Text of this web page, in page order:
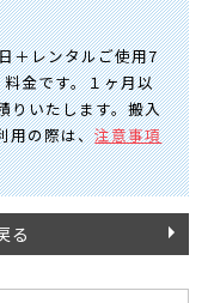
＋レンタルご使用7
金です。１ヶ月以
りいたします。搬入
用の際は、注意事項
る